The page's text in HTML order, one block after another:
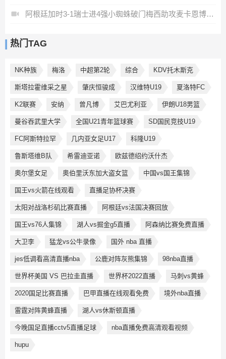
阿根廷加时3-1瑞士进4强小蜘蛛破门梅西助攻麦卡恩博洛假摔染红
热门TAG
NK种族 梅洛 中超第2轮 综合 KDV托木斯克
斯塔拉霍维采之星 肇庆恒骏成 汉维特U19 夏洛特FC
K2联赛 安纳 曾凡博 艾巴尤利亚 伊朗U18男篮
曼谷吞武里大学 全国U21青年篮球赛 SD国民竞技U19
FC阿斯特拉罕 几内亚女足U17 科隆U19
鲁斯塔维B队 希雷迪亚诺 欧兹德绍约沃什杰
奥尔堡女足 奥伯里沃东加大盗女篮 中国vs国王集锦
国王vs火箭在线观看 直播足协杯决赛
太阳对战洛杉矶比赛直播 阿根廷vs法国决赛回放
国王vs76人集锦 湖人vs掘金g5直播 阿森纳比赛免费直播
大卫李 猛龙vs公牛录像 国外 nba 直播
jes低调看高清直播nba 公鹿对阵灰熊集锦 98nba直播
世界杯美国 VS 巴拉圭直播 世界杯2022直播 马刺vs黄蜂
2020国足比赛直播 巴甲直播在线观看免费 境外nba直播
雷霆对阵黄蜂直播 湖人vs休斯顿直播
今晚国足直播cctv5直播足球 nba直播免费高清观看视频
hupu